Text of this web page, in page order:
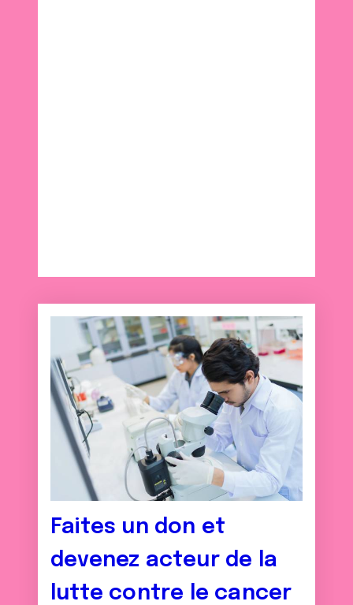
Faites un don et
devenez acteur de la
lutte contre le cancer